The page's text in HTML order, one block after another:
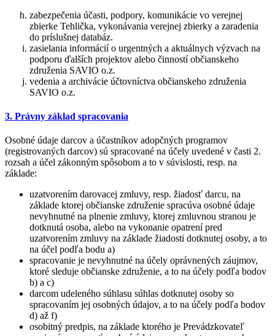
zabezpečenia účasti, podpory, komunikácie vo verejnej
zbierke Tehlička, vykonávania verejnej zbierky a zaradenia
do príslušnej databáz.
zasielania informácií o urgentných a aktuálnych výzvach na
podporu ďalších projektov alebo činností občianskeho
združenia SAVIO o.z.
vedenia a archivácie účtovníctva občianskeho združenia
SAVIO o.z.
3. Právny základ spracovania
Osobné údaje darcov a účastníkov adopčných programov
(registrovaných darcov) sú spracované na účely uvedené v časti 2.
rozsah a účel zákonným spôsobom a to v súvislosti, resp. na
základe:
uzatvorením darovacej zmluvy, resp. žiadosť darcu, na
základe ktorej občianske združenie spracúva osobné údaje
nevyhnutné na plnenie zmluvy, ktorej zmluvnou stranou je
dotknutá osoba, alebo na vykonanie opatrení pred
uzatvorením zmluvy na základe žiadosti dotknutej osoby, a to
na účel podľa bodu a)
spracovanie je nevyhnutné na účely oprávnených záujmov,
ktoré sleduje občianske združenie, a to na účely podľa bodov
b) a c)
darcom udeleného súhlasu súhlas dotknutej osoby so
spracovaním jej osobných údajov, a to na účely podľa bodov
d) až f)
osobitný predpis, na základe ktorého je Prevádzkovateľ